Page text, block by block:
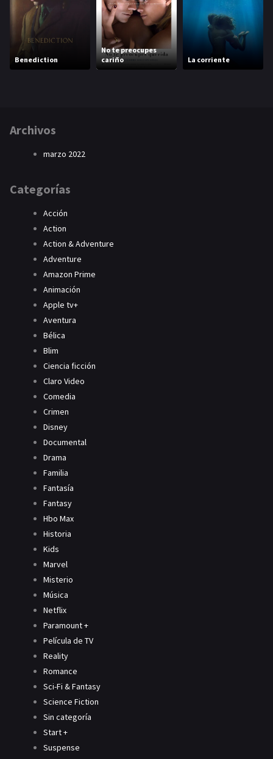
Benediction
No te preocupes
cariño
La corriente
Archivos
marzo 2022
Categorías
Acción
Action
Action & Adventure
Adventure
Amazon Prime
Animación
Apple tv+
Aventura
Bélica
Blim
Ciencia ficción
Claro Video
Comedia
Crimen
Disney
Documental
Drama
Familia
Fantasía
Fantasy
Hbo Max
Historia
Kids
Marvel
Misterio
Música
Netflix
Paramount +
Película de TV
Reality
Romance
Sci-Fi & Fantasy
Science Fiction
Sin categoría
Start +
Suspense